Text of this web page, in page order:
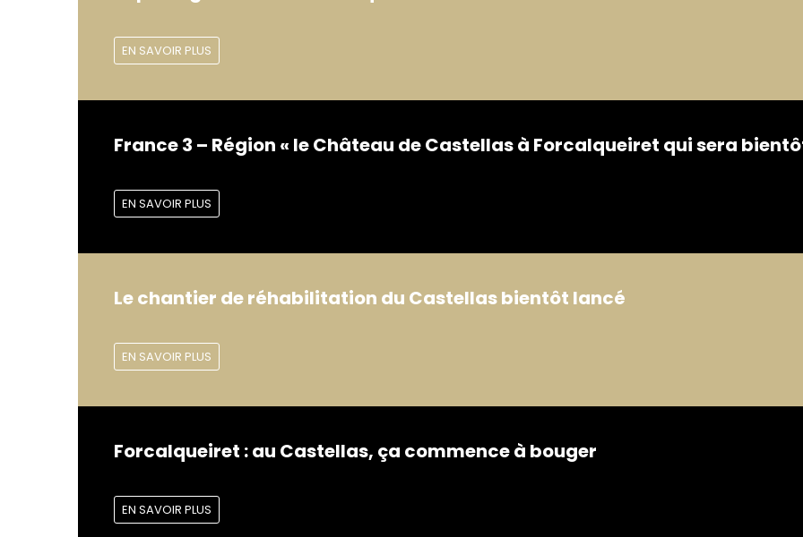
EN SAVOIR PLUS
France 3 – Région « le Château de Castellas à Forcalqueiret qui sera
EN SAVOIR PLUS
Le chantier de réhabilitation du Castellas bientôt lancé
EN SAVOIR PLUS
Forcalqueiret : au Castellas, ça commence à bouger
EN SAVOIR PLUS